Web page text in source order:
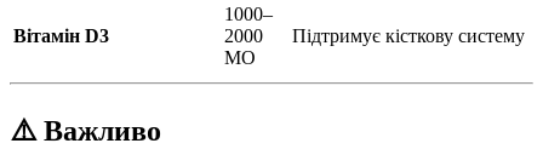
Вітамін D3
1000–
2000
МО
Підтримує кісткову систему
⚠️ Важливо